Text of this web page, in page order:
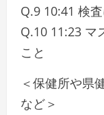
Q.9 10:41 検
Q.10 11:23 マ
こと
＜保健所や県
など＞